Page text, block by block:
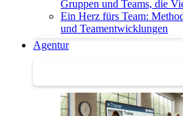
Gruppen und Teams, die
Ein Herz fürs Team:
und Teamentwicklungen
Agentur